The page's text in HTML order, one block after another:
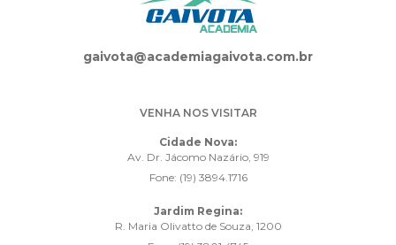
gaivota@academiagaivota.com.br
VENHA NOS VISITAR
Cidade Nova:
Av. Dr. Jácomo Nazário, 919
Fone: (19) 3894.1716
Jardim Regina:
R. Maria Olivatto de Souza, 1200